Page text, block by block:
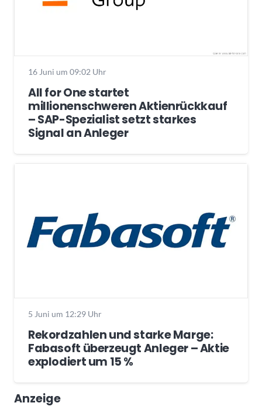
16 Juni um 09:02 Uhr
All for One startet
millionenschweren Aktienrückkauf
– SAP-Spezialist setzt starkes
Signal an Anleger
5 Juni um 12:29 Uhr
Rekordzahlen und starke Marge:
Fabasoft überzeugt Anleger – Aktie
explodiert um 15 %
Anzeige